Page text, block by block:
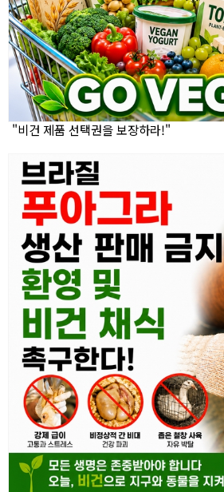
"비건 제품 선택권을 보장하라!"